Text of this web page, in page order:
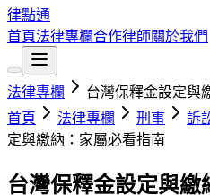
律點通
首頁法律專欄合作律師關於我們
法律專欄
台灣保釋金設定與
首頁
法律專欄 刑事 訴
定與繳納：家屬必看指南
台灣保釋金設定與繳